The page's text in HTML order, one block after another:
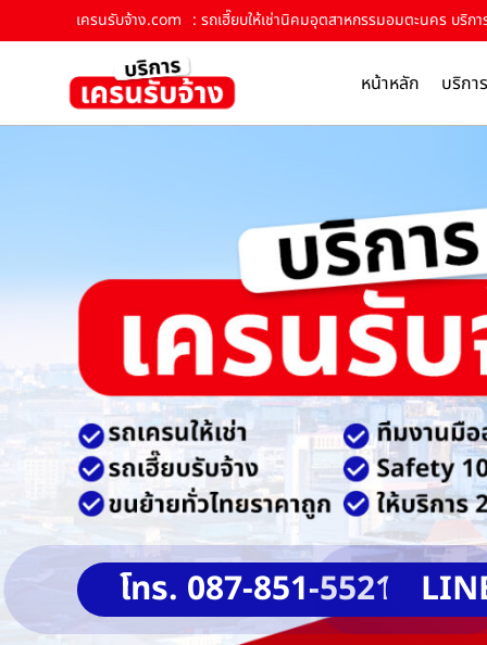
เครนรับจ้าง.com : รถเฮี๊ยบให้เช่านิคมอุตสาหกรรมอมตะนคร บริก
หน้าหลัก บริกา
โทร. 087-851-5521